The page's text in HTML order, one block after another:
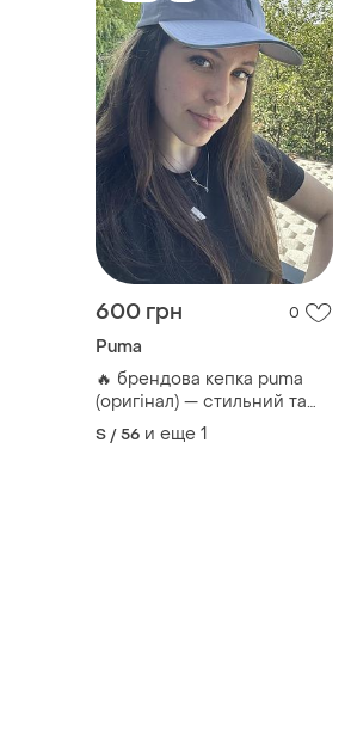
600 грн 0
Puma
🔥 брендова кепка puma
(оригінал) — стильний та
базовий аксесуар!
S / 56 и еще 1